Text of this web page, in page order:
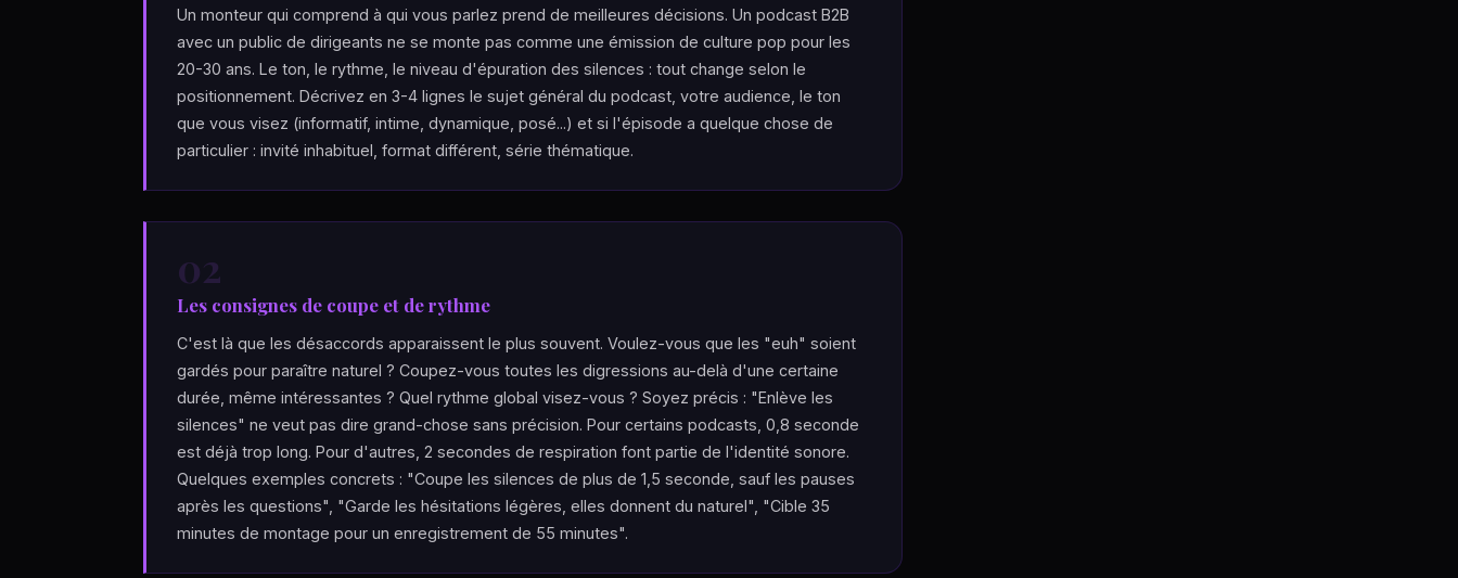
Un monteur qui comprend à qui vous parlez prend de meilleures décisions. Un podcast B2B
avec un public de dirigeants ne se monte pas comme une émission de culture pop pour les
20-30 ans. Le ton, le rythme, le niveau d'épuration des silences : tout change selon le
positionnement. Décrivez en 3-4 lignes le sujet général du podcast, votre audience, le ton
que vous visez (informatif, intime, dynamique, posé...) et si l'épisode a quelque chose de
particulier : invité inhabituel, format différent, série thématique.
02
Les consignes de coupe et de rythme
C'est là que les désaccords apparaissent le plus souvent. Voulez-vous que les "euh" soient
gardés pour paraître naturel ? Coupez-vous toutes les digressions au-delà d'une certaine
durée, même intéressantes ? Quel rythme global visez-vous ? Soyez précis : "Enlève les
silences" ne veut pas dire grand-chose sans précision. Pour certains podcasts, 0,8 seconde
est déjà trop long. Pour d'autres, 2 secondes de respiration font partie de l'identité sonore.
Quelques exemples concrets : "Coupe les silences de plus de 1,5 seconde, sauf les pauses
après les questions", "Garde les hésitations légères, elles donnent du naturel", "Cible 35
minutes de montage pour un enregistrement de 55 minutes".